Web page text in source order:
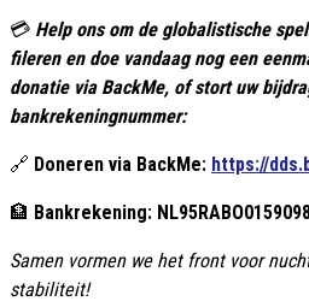
💳 Help ons om de globalistische
fileren en doe vandaag nog een
donatie via BackMe, of stort uw
bankrekeningnummer:
🔗 Doneren via BackMe: https://
🏦 Bankrekening:
Samen vormen we het front voor
stabiliteit!